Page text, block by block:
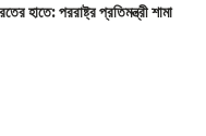
হাতে: পররাষ্ট্র প্রতিমন্ত্রী শামা